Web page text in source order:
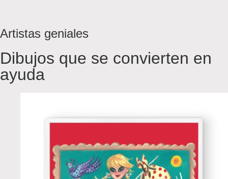
Artistas geniales
Dibujos que se convierten en
ayuda